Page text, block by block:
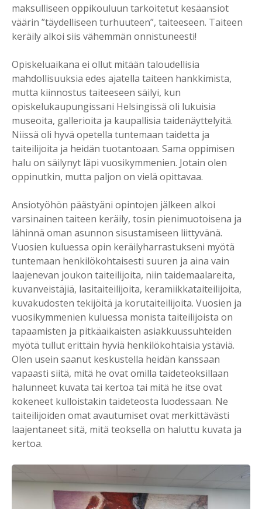
maksulliseen oppikouluun tarkoitetut kesäansiot
väärin ”täydelliseen turhuuteen”, taiteeseen. Taiteen
keräily alkoi siis vähemmän onnistuneesti!
Opiskeluaikana ei ollut mitään taloudellisia
mahdollisuuksia edes ajatella taiteen hankkimista,
mutta kiinnostus taiteeseen säilyi, kun
opiskelukaupungissani Helsingissä oli lukuisia
museoita, gallerioita ja kaupallisia taidenäyttelyitä.
Niissä oli hyvä opetella tuntemaan taidetta ja
taiteilijoita ja heidän tuotantoaan. Sama oppimisen
halu on säilynyt läpi vuosikymmenien. Jotain olen
oppinutkin, mutta paljon on vielä opittavaa.
Ansiotyöhön päästyäni opintojen jälkeen alkoi
varsinainen taiteen keräily, tosin pienimuotoisena ja
lähinnä oman asunnon sisustamiseen liittyvänä.
Vuosien kuluessa opin keräilyharrastukseni myötä
tuntemaan henkilökohtaisesti suuren ja aina vain
laajenevan joukon taiteilijoita, niin taidemaalareita,
kuvanveistäjiä, lasitaiteilijoita, keramiikkataiteilijoita,
kuvakudosten tekijöitä ja korutaiteilijoita. Vuosien ja
vuosikymmenien kuluessa monista taiteilijoista on
tapaamisten ja pitkäaikaisten asiakkuussuhteiden
myötä tullut erittäin hyviä henkilökohtaisia ystäviä.
Olen usein saanut keskustella heidän kanssaan
vapaasti siitä, mitä he ovat omilla taideteoksillaan
halunneet kuvata tai kertoa tai mitä he itse ovat
kokeneet kulloistakin taideteosta luodessaan. Ne
taiteilijoiden omat avautumiset ovat merkittävästi
laajentaneet sitä, mitä teoksella on haluttu kuvata ja
kertoa.